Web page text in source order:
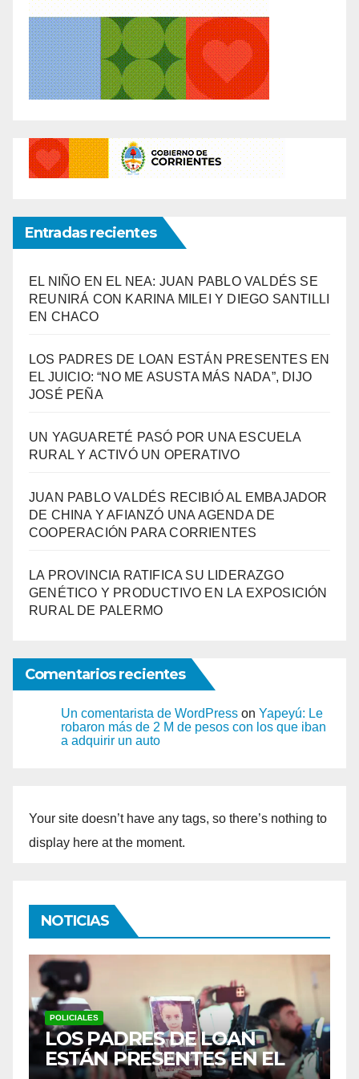
Entradas recientes
EL NIÑO EN EL NEA: JUAN PABLO VALDÉS SE
REUNIRÁ CON KARINA MILEI Y DIEGO SANTILLI
EN CHACO
LOS PADRES DE LOAN ESTÁN PRESENTES EN
EL JUICIO: “NO ME ASUSTA MÁS NADA”, DIJO
JOSÉ PEÑA
UN YAGUARETÉ PASÓ POR UNA ESCUELA
RURAL Y ACTIVÓ UN OPERATIVO
JUAN PABLO VALDÉS RECIBIÓ AL EMBAJADOR
DE CHINA Y AFIANZÓ UNA AGENDA DE
COOPERACIÓN PARA CORRIENTES
LA PROVINCIA RATIFICA SU LIDERAZGO
GENÉTICO Y PRODUCTIVO EN LA EXPOSICIÓN
RURAL DE PALERMO
Comentarios recientes
Un comentarista de WordPress on Yapeyú: Le
robaron más de 2 M de pesos con los que iban
a adquirir un auto
Your site doesn’t have any tags, so there’s nothing to
display here at the moment.
NOTICIAS
INTERÉS GENERAL
UN YAGUARETÉ PASÓ POR
UNA ESCUELA RURAL Y